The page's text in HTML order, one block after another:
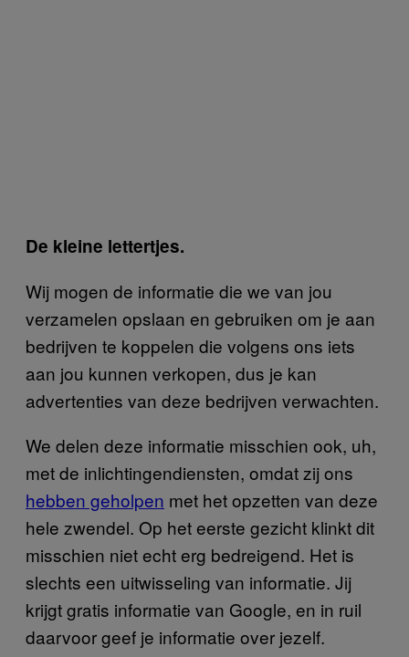
De kleine lettertjes.
Wij mogen de informatie die we van jou
verzamelen opslaan en gebruiken om je aan
bedrijven te koppelen die volgens ons iets
aan jou kunnen verkopen, dus je kan
advertenties van deze bedrijven verwachten.
We delen deze informatie misschien ook, uh,
met de inlichtingendiensten, omdat zij ons
hebben geholpen met het opzetten van deze
hele zwendel. Op het eerste gezicht klinkt dit
misschien niet echt erg bedreigend. Het is
slechts een uitwisseling van informatie. Jij
krijgt gratis informatie van Google, en in ruil
daarvoor geef je informatie over jezelf.